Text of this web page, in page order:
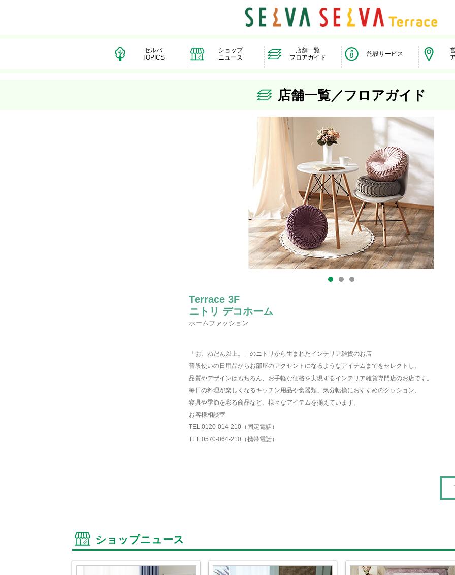
セルバ
TOPICS
ショップ
ニュース
店舗一覧
フロアガイド
施設サービス
店舗一覧／フロアガイド
ニトリ デコホーム
ホームファッション
Terrace 3F
「お、ねだん以上。」のニトリから生まれたインテリア雑貨のお店
普段使いの日用品からお部屋のアクセントになるようなアイテムまでをセレクトし、
品質やデザインはもちろん、お手軽な価格を実現するインテリア雑貨専門店のお店です。
毎日の料理が楽しくなるキッチン用品や食器類、気分転換におすすめのクッション、
寝具や季節を彩る商品など、様々なアイテムを揃えています。
お客様相談室
TEL.0120-014-210（固定電話）
TEL.0570-064-210（携帯電話）
ショップニュース